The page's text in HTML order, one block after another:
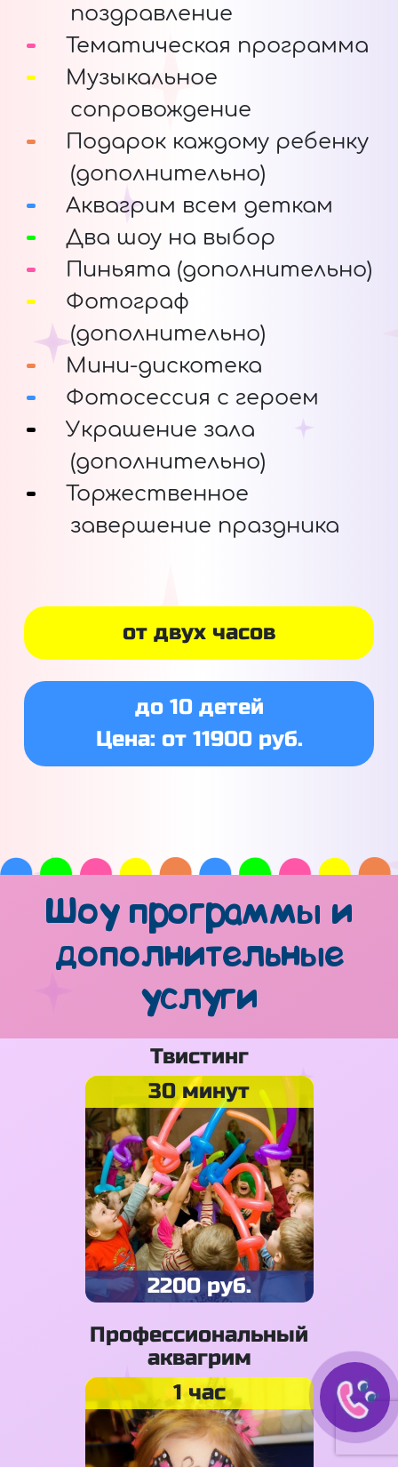
поздравление
Тематическая программа
Музыкальное
сопровождение
Подарок каждому ребенку
(дополнительно)
Аквагрим всем деткам
Два шоу на выбор
Пиньята (дополнительно)
Фотограф
(дополнительно)
Мини-дискотека
Фотосессия с героем
Украшение зала
(дополнительно)
Торжественное
завершение праздника
от двух часов
до 10 детей
Цена: от 11900 руб.
Шоу программы и
дополнительные
услуги
Твистинг
30 минут
2200 руб.
Профессиональный
аквагрим
1 час